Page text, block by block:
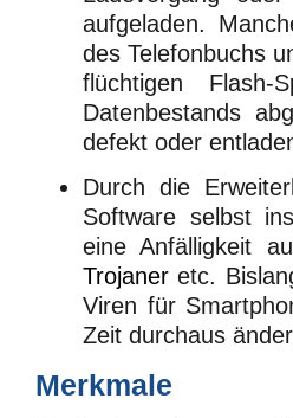
aufgeladen.
des Telefonbuchs
flüchtigen
Datenbestands
defekt oder
Durch die
Software selbst
eine Anfälligkeit
Trojaner etc.
Viren für
Zeit durchaus
Merkmale